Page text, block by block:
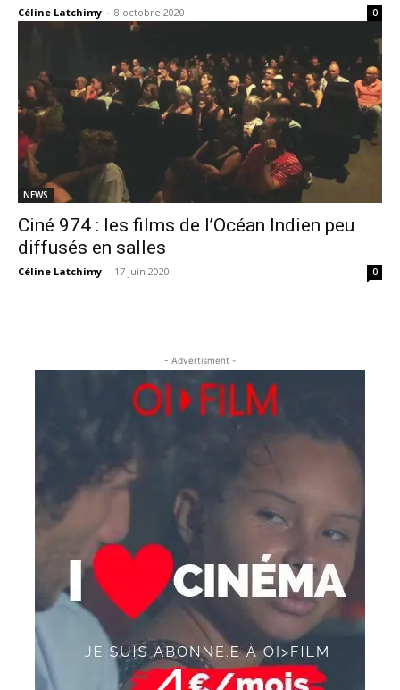
Céline Latchimy - 8 octobre 2020 0
NEWS
Ciné 974 : les films de l’Océan Indien peu
diffusés en salles
Céline Latchimy - 17 juin 2020 0
- Advertisment -